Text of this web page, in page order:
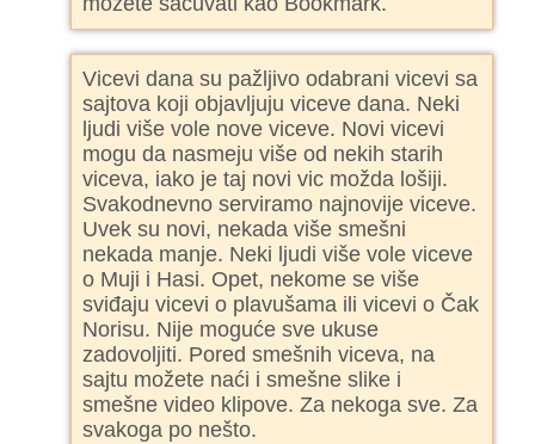
Vicevi dana su pažljivo odabrani vicevi sa
sajtova koji objavljuju viceve dana. Neki
ljudi više vole nove viceve. Novi vicevi
mogu da nasmeju više od nekih starih
viceva, iako je taj novi vic možda lošiji.
Svakodnevno serviramo najnovije viceve.
Uvek su novi, nekada više smešni
nekada manje. Neki ljudi više vole viceve
o Muji i Hasi. Opet, nekome se više
sviđaju vicevi o plavušama ili vicevi o Čak
Norisu. Nije moguće sve ukuse
zadovoljiti. Pored smešnih viceva, na
sajtu možete naći i smešne slike i
smešne video klipove. Za nekoga sve. Za
svakoga po nešto.